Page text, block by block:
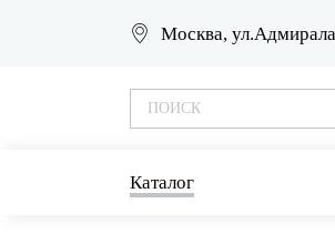
Москва,
Каталог